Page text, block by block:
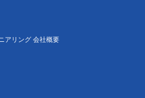
アリング 会社概要